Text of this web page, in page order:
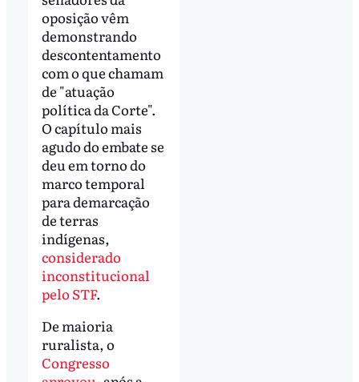
oposição vêm
demonstrando
descontentamento
com o que chamam
de "atuação
política da Corte".
O capítulo mais
agudo do embate se
deu em torno do
marco temporal
para demarcação
de terras
indígenas,
considerado
inconstitucional
pelo STF.
De maioria
ruralista, o
Congresso